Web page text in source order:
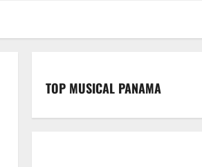
TOP MUSICAL PANAMA